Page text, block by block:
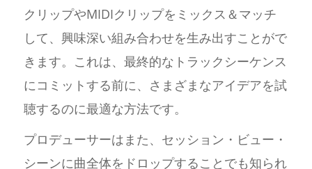
クリップやMIDIクリップをミックス＆マッチ
して、興味深い組み合わせを生み出すことがで
きます。これは、最終的なトラックシーケンス
にコミットする前に、さまざまなアイデアを試
聴するのに最適な方法です。
プロデューサーはまた、セッション・ビュー・
シーンに曲全体をドロップすることでも知られ